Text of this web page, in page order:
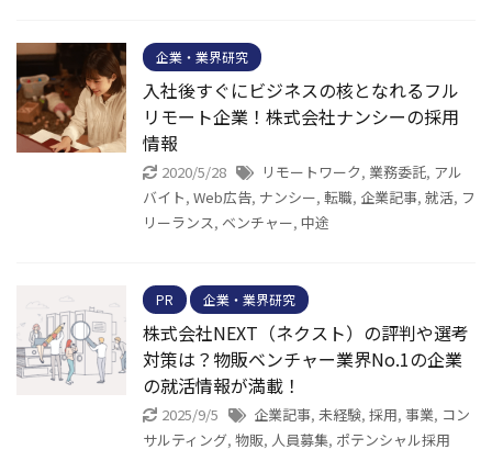
企業・業界研究
入社後すぐにビジネスの核となれるフル
リモート企業！株式会社ナンシーの採用
情報
2020/5/28 リモートワーク, 業務委託, アル
バイト, Web広告, ナンシー, 転職, 企業記事, 就活, フ
リーランス, ベンチャー, 中途
PR 企業・業界研究
株式会社NEXT（ネクスト）の評判や選考
対策は？物販ベンチャー業界No.1の企業
の就活情報が満載！
2025/9/5 企業記事, 未経験, 採用, 事業, コン
サルティング, 物販, 人員募集, ポテンシャル採用